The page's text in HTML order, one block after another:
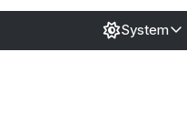
System